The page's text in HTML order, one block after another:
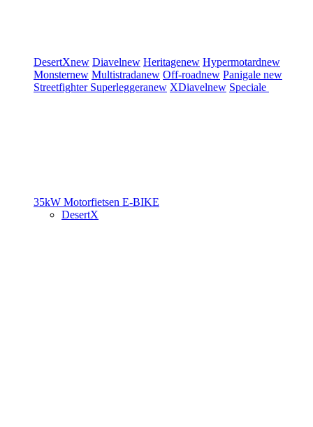
DesertXnew Diavelnew Heritagenew Hypermotardnew
Monsternew Multistradanew Off-roadnew Panigale new
Streetfighter Superleggeranew XDiavelnew Speciale
35kW Motorfietsen E-BIKE
DesertX